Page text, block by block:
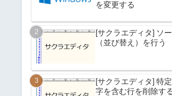
を変更する
[サクラエディタ] ソー
（並び替え）を行う
[サクラエディタ] 特
字を含む行を削除す